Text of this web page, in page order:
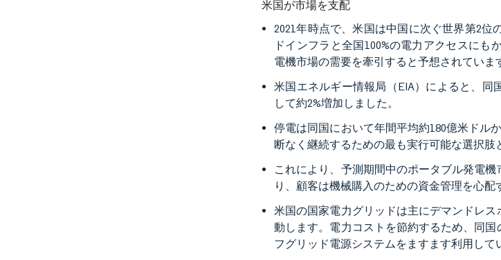
米国が市場を支配
2021年時点で、米国は中国に次ぐ世界第2
ドインフラと全国100%の電力アクセスに
電機市場の需要を牽引すると予想されていま
米国エネルギー情報局（EIA）によると、同
して約2%増加しました。
停電は同国において年間平均約180億米ドル
断なく継続するための最も実行可能な選択肢
これにより、予測期間中のポータブル発電
り、顧客は機械購入のための資金管理を心
米国の国家電力グリッドは主にデマンドレ
動します。電力コストを節約するため、同
フグリッド電源システムをますます利用して